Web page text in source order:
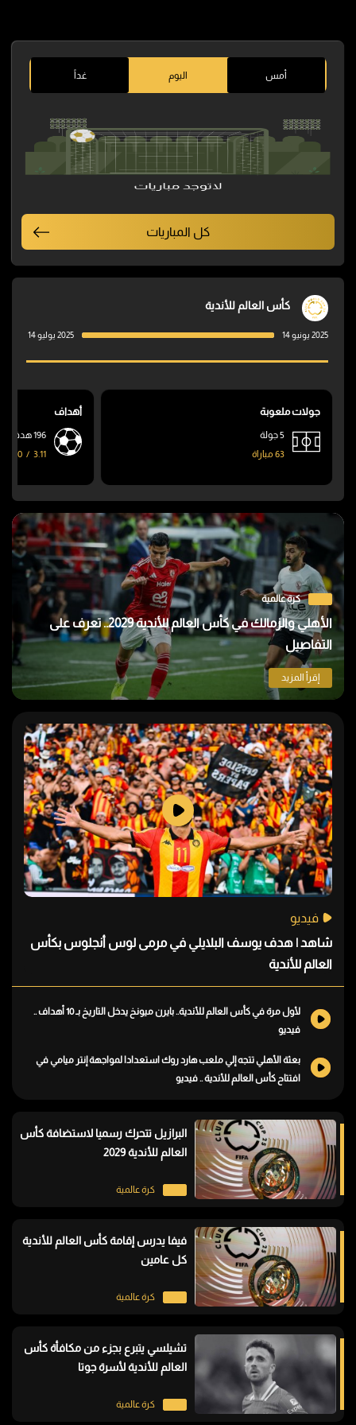
أمس اليوم غداً
كل المباريات
كأس العالم للأندية
2025 يونيو 14 2025 يوليو 14
جولات ملعوبة
5 جولة
63 مباراة
أهداف
196 هدف
3.11
/
90
كرة عالمية
الأهلي والزمالك في كأس العالم للأندية 2029.. تعرف على
التفاصيل
إقرأ المزيد
فيديو
شاهد | هدف يوسف البلايلي في مرمى لوس أنجلوس بكأس
العالم للأندية
لأول مرة في كأس العالم للأندية.. بايرن ميونخ يدخل التاريخ بـ 10 أهداف ..
فيديو
بعثة الأهلي تتجه إلي ملعب هارد روك استعدادا لمواجهة إنتر ميامي في
افتتاح كأس العالم للأندية .. فيديو
كرة عالمية
البرازيل تتحرك رسميا لاستضافة كأس
العالم للأندية 2029
كرة عالمية
فيفا يدرس إقامة كأس العالم للأندية
كل عامين
كرة عالمية
تشيلسي يتبرع بجزء من مكافأة كأس
العالم للأندية لأسرة جوتا